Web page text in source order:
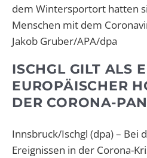
dem Wintersportort hatten
Menschen mit dem
Jakob Gruber/APA/dpa
ISCHGL GILT ALS
EUROPÄISCHER
DER CORONA-
Innsbruck/Ischgl (dpa) – Bei
Ereignissen in der Corona-